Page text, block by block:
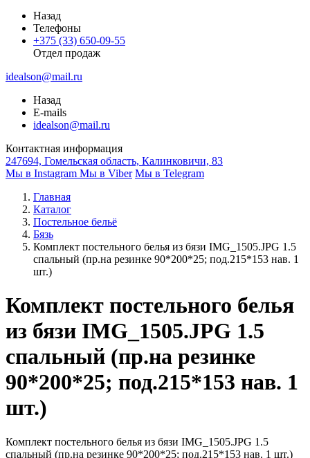
Назад
Телефоны
+375 (33) 650-09-55
Отдел продаж
idealson@mail.ru
Назад
E-mails
idealson@mail.ru
Контактная информация
247694, Гомельская область, Калинковичи, 83
Мы в Instagram Мы в Viber Мы в Telegram
Главная
Каталог
Постельное бельё
Бязь
Комплект постельного белья из бязи IMG_1505.JPG 1.5
спальный (пр.на резинке 90*200*25; под.215*153 нав. 1
шт.)
Комплект постельного белья
из бязи IMG_1505.JPG 1.5
спальный (пр.на резинке
90*200*25; под.215*153 нав. 1
шт.)
Комплект постельного белья из бязи IMG_1505.JPG 1.5
спальный (пр.на резинке 90*200*25; под.215*153 нав. 1 шт.)